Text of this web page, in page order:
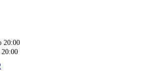
20:00